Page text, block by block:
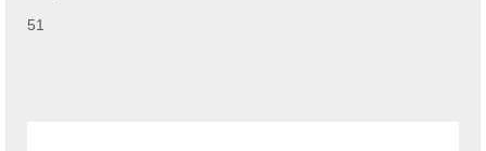
51